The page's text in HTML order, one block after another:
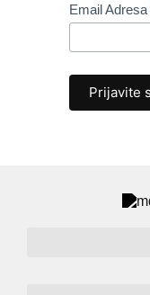
Email Adresa